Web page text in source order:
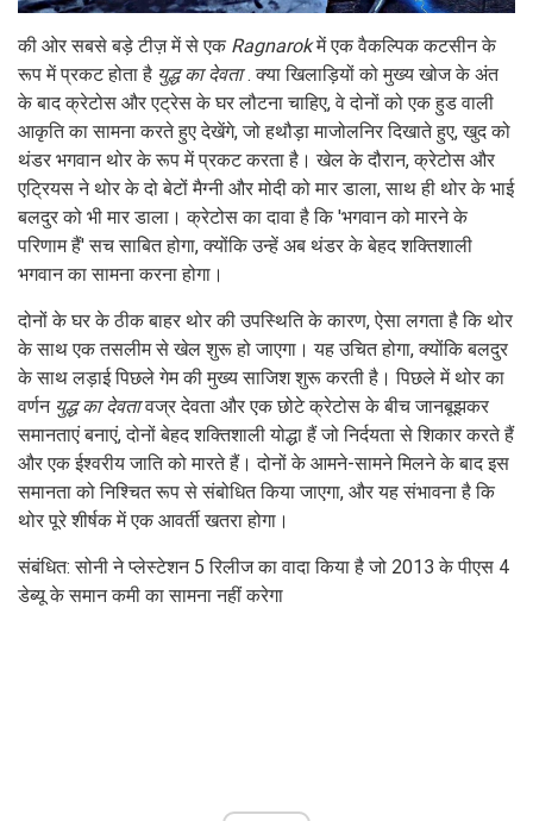
की ओर सबसे बड़े टीज़ में से एक Ragnarokमें एक वैकल्पिक कटसीन के
रूप में प्रकट होता है युद्ध का देवता. क्या खिलाड़ियों को मुख्य खोज के अंत
के बाद क्रेटोस और एट्रेस के घर लौटना चाहिए, वे दोनों को एक हुड वाली
आकृति का सामना करते हुए देखेंगे, जो हथौड़ा माजोलनिर दिखाते हुए, खुद को
थंडर भगवान थोर के रूप में प्रकट करता है। खेल के दौरान, क्रेटोस और
एट्रियस ने थोर के दो बेटों मैग्नी और मोदी को मार डाला, साथ ही थोर के भाई
बलदुर को भी मार डाला। क्रेटोस का दावा है कि 'भगवान को मारने के
परिणाम हैं' सच साबित होगा, क्योंकि उन्हें अब थंडर के बेहद शक्तिशाली
भगवान का सामना करना होगा।
दोनों के घर के ठीक बाहर थोर की उपस्थिति के कारण, ऐसा लगता है कि थोर
के साथ एक तसलीम से खेल शुरू हो जाएगा। यह उचित होगा, क्योंकि बलदुर
के साथ लड़ाई पिछले गेम की मुख्य साजिश शुरू करती है। पिछले में थोर का
वर्णन युद्ध का देवतावज्र देवता और एक छोटे क्रेटोस के बीच जानबूझकर
समानताएं बनाएं, दोनों बेहद शक्तिशाली योद्धा हैं जो निर्दयता से शिकार करते हैं
और एक ईश्वरीय जाति को मारते हैं। दोनों के आमने-सामने मिलने के बाद इस
समानता को निश्चित रूप से संबोधित किया जाएगा, और यह संभावना है कि
थोर पूरे शीर्षक में एक आवर्ती खतरा होगा।
संबंधित: सोनी ने प्लेस्टेशन 5 रिलीज का वादा किया है जो 2013 के पीएस 4
डेब्यू के समान कमी का सामना नहीं करेगा